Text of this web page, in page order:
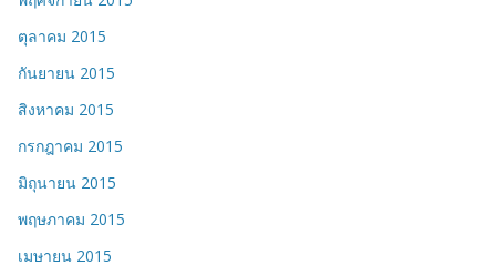
ตุลาคม 2015
กันยายน 2015
สิงหาคม 2015
กรกฎาคม 2015
มิถุนายน 2015
พฤษภาคม 2015
เมษายน 2015